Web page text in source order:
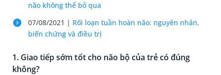
não không thể bỏ qua
07/08/2021 | Rối loạn tuần hoàn não: nguyên nhân,
biến chứng và điều trị
1. Giao tiếp sớm tốt cho não bộ của trẻ có đúng
không?